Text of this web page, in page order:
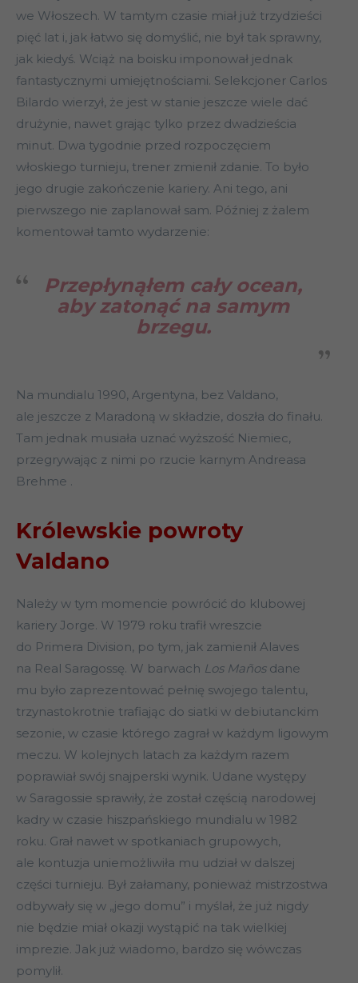
we Włoszech. W tamtym czasie miał już trzydzieści
pięć lat i, jak łatwo się domyślić, nie był tak sprawny,
jak kiedyś. Wciąż na boisku imponował jednak
fantastycznymi umiejętnościami. Selekcjoner Carlos
Bilardo wierzył, że jest w stanie jeszcze wiele dać
drużynie, nawet grając tylko przez dwadzieścia
minut. Dwa tygodnie przed rozpoczęciem
włoskiego turnieju, trener zmienił zdanie. To było
jego drugie zakończenie kariery. Ani tego, ani
pierwszego nie zaplanował sam. Później z żalem
komentował tamto wydarzenie:
Przepłynąłem cały ocean,
aby zatonąć na samym
brzegu.
Na mundialu 1990, Argentyna, bez Valdano,
ale jeszcze z Maradoną w składzie, doszła do finału.
Tam jednak musiała uznać wyższość Niemiec,
przegrywając z nimi po rzucie karnym Andreasa
Brehme .
Królewskie powroty
Valdano
Należy w tym momencie powrócić do klubowej
kariery Jorge. W 1979 roku trafił wreszcie
do Primera Division, po tym, jak zamienił Alaves
na Real Saragossę. W barwach Los Mañosdane
mu było zaprezentować pełnię swojego talentu,
trzynastokrotnie trafiając do siatki w debiutanckim
sezonie, w czasie którego zagrał w każdym ligowym
meczu. W kolejnych latach za każdym razem
poprawiał swój snajperski wynik. Udane występy
w Saragossie sprawiły, że został częścią narodowej
kadry w czasie hiszpańskiego mundialu w 1982
roku. Grał nawet w spotkaniach grupowych,
ale kontuzja uniemożliwiła mu udział w dalszej
części turnieju. Był załamany, ponieważ mistrzostwa
odbywały się w „jego domu” i myślał, że już nigdy
nie będzie miał okazji wystąpić na tak wielkiej
imprezie. Jak już wiadomo, bardzo się wówczas
pomylił.